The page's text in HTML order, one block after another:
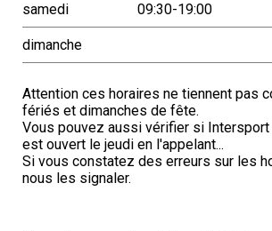
samedi 09:30-19:00
dimanche
Attention ces horaires ne tiennent pas
fériés et dimanches de fête.
Vous pouvez aussi vérifier si Intersport
est ouvert le jeudi en l'appelant...
Si vous constatez des erreurs sur les
nous les signaler.